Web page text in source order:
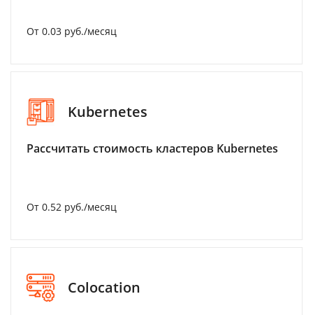
От 0.03 руб./месяц
Kubernetes
Рассчитать стоимость кластеров Kubernetes
От 0.52 руб./месяц
Colocation